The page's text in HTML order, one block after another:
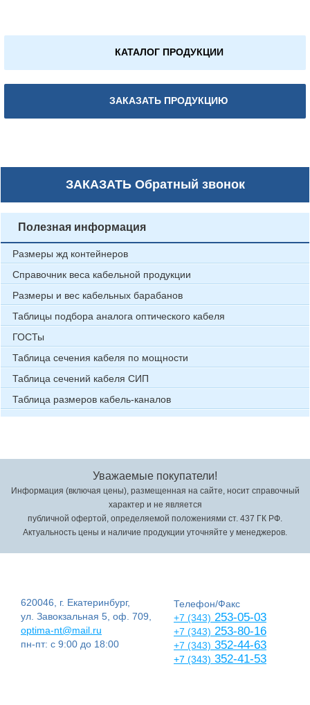
КАТАЛОГ ПРОДУКЦИИ
ЗАКАЗАТЬ ПРОДУКЦИЮ
ЗАКАЗАТЬОбратный звонок
Полезная информация
Размеры жд контейнеров
Справочник веса кабельной продукции
Размеры и вес кабельных барабанов
Таблицы подбора аналога оптического кабеля
ГОСТы
Таблица сечения кабеля по мощности
Таблица сечений кабеля СИП
Таблица размеров кабель-каналов
Уважаемые покупатели!
Информация (включая цены), размещенная на сайте, носит справочный
характер и не является
публичной офертой, определяемой положениями ст. 437 ГК РФ.
Актуальность цены и наличие продукции уточняйте у менеджеров.
620046, г. Екатеринбург,
ул. Завокзальная 5, оф. 709,
optima-nt@mail.ru
пн-пт: с 9:00 до 18:00
Телефон/Факс
+7 (343) 253-05-03
+7 (343) 253-80-16
+7 (343) 352-44-63
+7 (343) 352-41-53